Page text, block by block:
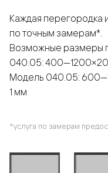
Каждая перегородка
по точным замерам*.
Возможные размеры
040.05:
Модель 040.05:
1 мм
*услуга по замерам